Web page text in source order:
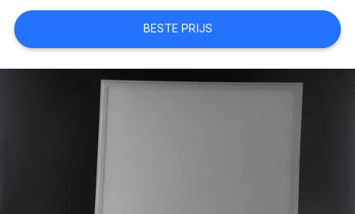
PRIVACY
POLICY
BESTE PRIJS